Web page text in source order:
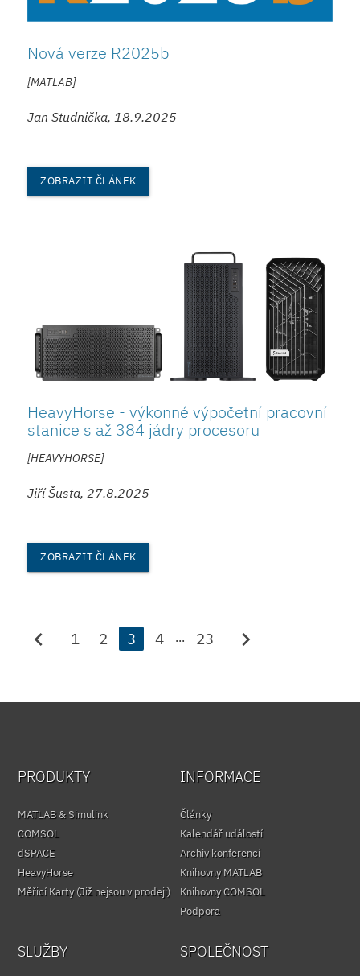
Nová verze R2025b
[MATLAB]
Jan Studnička, 18.9.2025
ZOBRAZIT ČLÁNEK
HeavyHorse - výkonné výpočetní pracovní
stanice s až 384 jádry procesoru
[HEAVYHORSE]
Jiří Šusta, 27.8.2025
ZOBRAZIT ČLÁNEK
chevron_left 1 2 3 4 ... 23 chevron_right
PRODUKTY
MATLAB & Simulink
COMSOL
dSPACE
HeavyHorse
Měřicí Karty (Již nejsou v prodeji)
INFORMACE
Články
Kalendář událostí
Archiv konferencí
Knihovny MATLAB
Knihovny COMSOL
Podpora
SLUŽBY SPOLEČNOST